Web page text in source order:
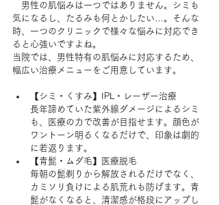
男性の肌悩みは一つではありません。シミも
気になるし、たるみも何とかしたい…。そんな
時、一つのクリニックで様々な悩みに対応でき
ると心強いですよね。
当院では、男性特有の肌悩みに対応するため、
幅広い治療メニューをご用意しています。
【シミ・くすみ】IPL・レーザー治療
長年諦めていた紫外線ダメージによるシミ
も、医療の力で改善が目指せます。顔色が
ワントーン明るくなるだけで、印象は劇的
に若返ります。
【青髭・ムダ毛】医療脱毛
毎朝の髭剃りから解放されるだけでなく、
カミソリ負けによる肌荒れも防げます。青
髭がなくなると、清潔感が格段にアップし